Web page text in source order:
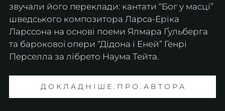
звучали його переклади: кантати “Бог у масці”
шведського композитора Ларса-Еріка
Ларссона на основі поеми Ялмара Ґульберга
та барокової опери “Дідона і Еней” Генрі
Перселла за лібрето Наума Тейта.
Д О К Л А Д Н І Ш Е . П Р О . А В Т О Р А